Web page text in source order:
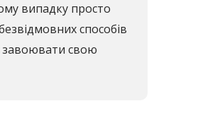
випадку просто
способів
завоювати свою